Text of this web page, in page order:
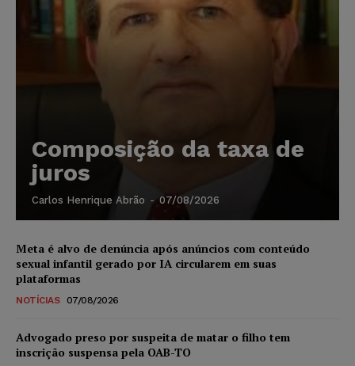
Composição da taxa de
juros
Carlos Henrique Abrão - 07/08/2026
Meta é alvo de denúncia após anúncios com conteúdo
sexual infantil gerado por IA circularem em suas
plataformas
NOTÍCIAS 07/08/2026
Advogado preso por suspeita de matar o filho tem
inscrição suspensa pela OAB-TO